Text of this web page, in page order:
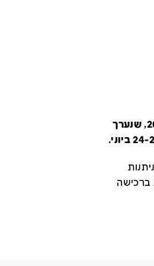
קטלוג זה מציג את כל משתתפי יריד צבע טרי 2026, שנערך
ברכישה